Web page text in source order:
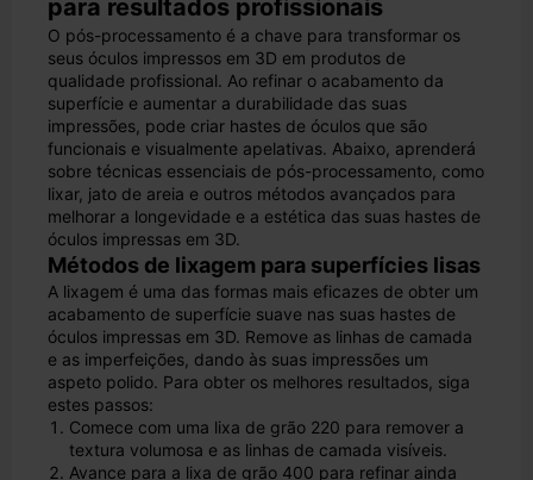
para resultados profissionais
O pós-processamento é a chave para transformar os
seus óculos impressos em 3D em produtos de
qualidade profissional. Ao refinar o acabamento da
superfície e aumentar a durabilidade das suas
impressões, pode criar hastes de óculos que são
funcionais e visualmente apelativas. Abaixo, aprenderá
sobre técnicas essenciais de pós-processamento, como
lixar, jato de areia e outros métodos avançados para
melhorar a longevidade e a estética das suas hastes de
óculos impressas em 3D.
Métodos de lixagem para superfícies lisas
A lixagem é uma das formas mais eficazes de obter um
acabamento de superfície suave nas suas hastes de
óculos impressas em 3D. Remove as linhas de camada
e as imperfeições, dando às suas impressões um
aspeto polido. Para obter os melhores resultados, siga
estes passos:
Comece com uma lixa de grão 220 para remover a
textura volumosa e as linhas de camada visíveis.
Avance para a lixa de grão 400 para refinar ainda